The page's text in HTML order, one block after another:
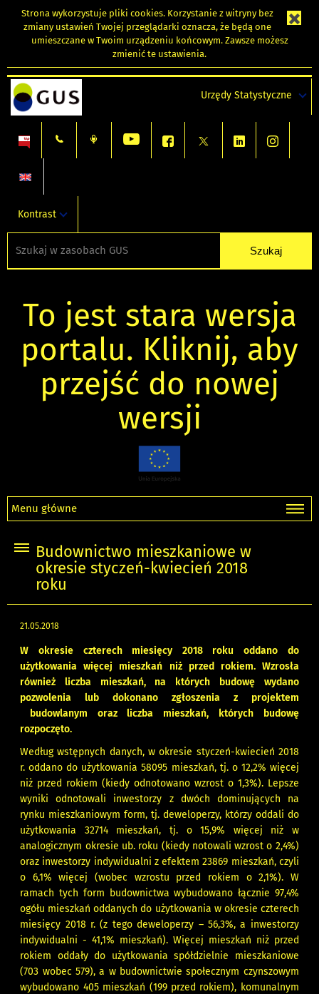
Strona wykorzystuje pliki cookies. Korzystanie z witryny bez
zmiany ustawień Twojej przeglądarki oznacza, że będą one
umieszczane w Twoim urządzeniu końcowym. Zawsze możesz
zmienić te ustawienia.
Urzędy Statystyczne
Kontrast
To jest stara wersja
portalu. Kliknij, aby
przejść do nowej
wersji
Menu główne
Budownictwo mieszkaniowe w
okresie styczeń-kwiecień 2018
roku
21.05.2018
W okresie czterech miesięcy 2018 roku oddano do
użytkowania więcej mieszkań niż przed rokiem. Wzrosła
również liczba mieszkań, na których budowę wydano
pozwolenia lub dokonano zgłoszenia z projektem
budowlanym oraz liczba mieszkań, których budowę
rozpoczęto.
Według wstępnych danych, w okresie styczeń-kwiecień 2018
r. oddano do użytkowania 58095 mieszkań, tj. o 12,2% więcej
niż przed rokiem (kiedy odnotowano wzrost o 1,3%). Lepsze
wyniki odnotowali inwestorzy z dwóch dominujących na
rynku mieszkaniowym form, tj. deweloperzy, którzy oddali do
użytkowania 32714 mieszkań, tj. o 15,9% więcej niż w
analogicznym okresie ub. roku (kiedy notowali wzrost o 2,4%)
oraz inwestorzy indywidualni z efektem 23869 mieszkań, czyli
o 6,1% więcej (wobec wzrostu przed rokiem o 2,1%). W
ramach tych form budownictwa wybudowano łącznie 97,4%
ogółu mieszkań oddanych do użytkowania w okresie czterech
miesięcy 2018 r. (z tego deweloperzy – 56,3%, a inwestorzy
indywidualni - 41,1% mieszkań). Więcej mieszkań niż przed
rokiem oddały do użytkowania spółdzielnie mieszkaniowe
(703 wobec 579), a w budownictwie społecznym czynszowym
wybudowano 405 mieszkań (199 przed rokiem), komunalnym